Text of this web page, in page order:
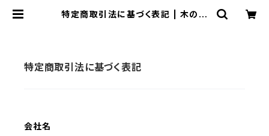
特定商取引法に基づく表記 | 木の店
特定商取引法に基づく表記
会社名